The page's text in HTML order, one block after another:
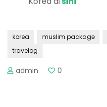
korea muslim package
travelog
admin 0